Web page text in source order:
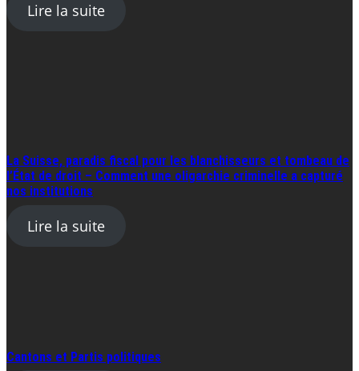
Lire la suite
La Suisse, paradis fiscal pour les blanchisseurs et tombeau de
l’État de droit – Comment une oligarchie criminelle a capturé
nos institutions
Lire la suite
Cantons et Partis politiques